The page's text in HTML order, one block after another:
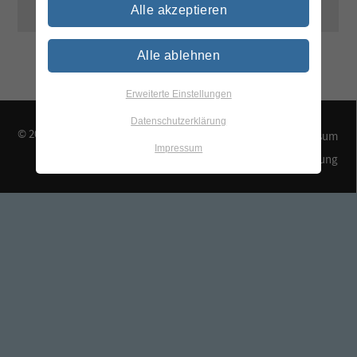
© 2026 TEGEWA e.V.
Impressum
Datenschutzerklärung
Alle akzeptieren
Alle ablehnen
Erweiterte Einstellungen
Datenschutzerklärung
Impressum